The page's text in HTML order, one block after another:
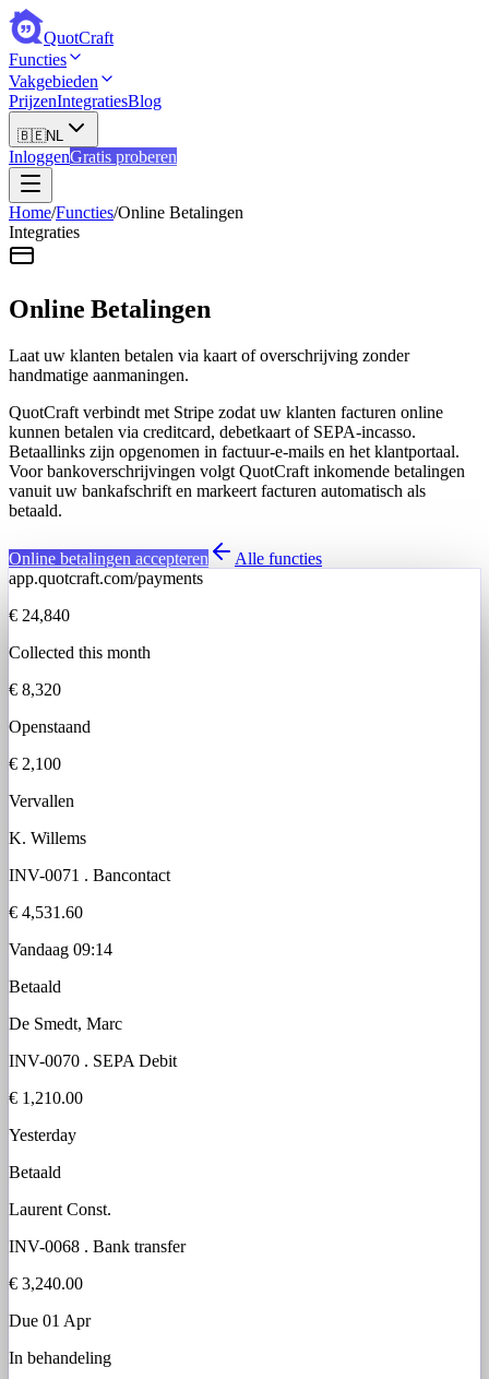
QuotCraft
Functies
Vakgebieden
PrijzenIntegratiesBlog
🇧🇪NL
InloggenGratis proberen
Home/Functies/Online Betalingen
Integraties
Online Betalingen
Laat uw klanten betalen via kaart of overschrijving zonder
handmatige aanmaningen.
QuotCraft verbindt met Stripe zodat uw klanten facturen online
kunnen betalen via creditcard, debetkaart of SEPA-incasso.
Betaallinks zijn opgenomen in factuur-e-mails en het klantportaal.
Voor bankoverschrijvingen volgt QuotCraft inkomende betalingen
vanuit uw bankafschrift en markeert facturen automatisch als
betaald.
Online betalingen accepteren
Alle functies
app.quotcraft.com/payments
€ 24,840
Collected this month
€ 8,320
Openstaand
€ 2,100
Vervallen
K. Willems
INV-0071 . Bancontact
€ 4,531.60
Vandaag 09:14
Betaald
De Smedt, Marc
INV-0070 . SEPA Debit
€ 1,210.00
Yesterday
Betaald
Laurent Const.
INV-0068 . Bank transfer
€ 3,240.00
Due 01 Apr
In behandeling